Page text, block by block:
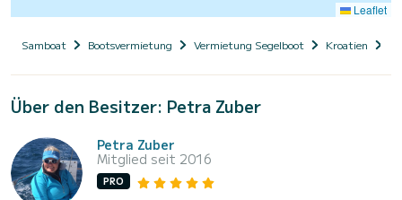
Leaflet
Samboat Bootsvermietung Vermietung Segelboot Kroatien
Über den Besitzer: Petra Zuber
Petra Zuber
Mitglied seit 2016
PRO